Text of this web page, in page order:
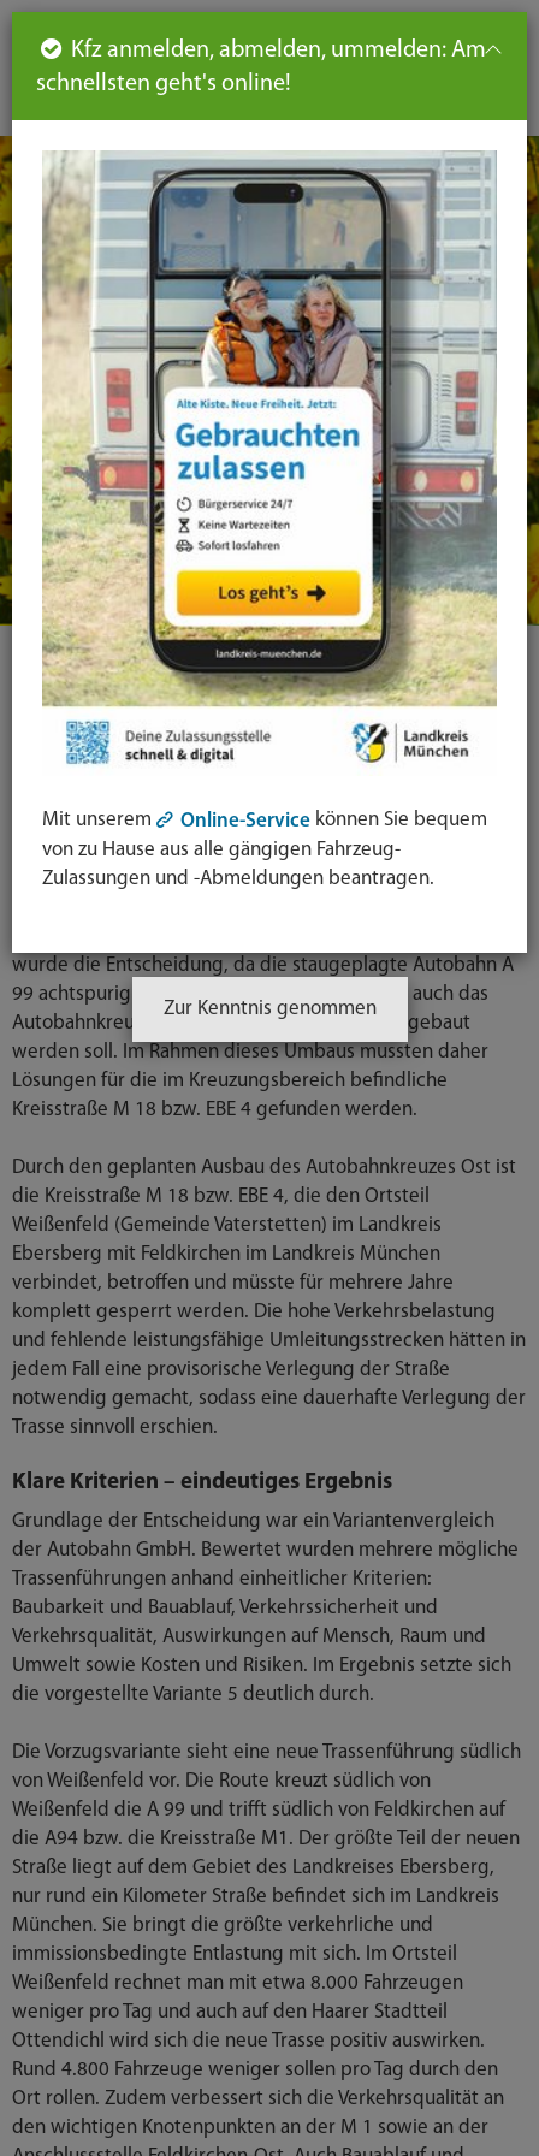
DE
Grünes Licht für neue Trasse der
M 18
16.02.2026
Der Ausschuss für Mobilität und Infrastruktur des
Landkreises München hat am 10. Februar einstimmig der
wurde die Entscheidung, da die staugeplagte Autobahn A
99 achtspurig ausgebaut und im Zuge dessen auch das
Autobahnkreuz München-Ost (A 99 / A 94) umgebaut
werden soll. Im Rahmen dieses Umbaus mussten daher
Lösungen für die im Kreuzungsbereich befindliche
Kreisstraße M 18 bzw. EBE 4 gefunden werden.
Durch den geplanten Ausbau des Autobahnkreuzes Ost ist
die Kreisstraße M 18 bzw. EBE 4, die den Ortsteil
Weißenfeld (Gemeinde Vaterstetten) im Landkreis
Ebersberg mit Feldkirchen im Landkreis München
verbindet, betroffen und müsste für mehrere Jahre
komplett gesperrt werden. Die hohe Verkehrsbelastung
und fehlende leistungsfähige Umleitungsstrecken hätten in
jedem Fall eine provisorische Verlegung der Straße
notwendig gemacht, sodass eine dauerhafte Verlegung der
Trasse sinnvoll erschien.
Klare Kriterien – eindeutiges Ergebnis
Grundlage der Entscheidung war ein Variantenvergleich
der Autobahn GmbH. Bewertet wurden mehrere mögliche
Trassenführungen anhand einheitlicher Kriterien:
Baubarkeit und Bauablauf, Verkehrssicherheit und
Verkehrsqualität, Auswirkungen auf Mensch, Raum und
Umwelt sowie Kosten und Risiken. Im Ergebnis setzte sich
die vorgestellte Variante 5 deutlich durch.
Die Vorzugsvariante sieht eine neue Trassenführung südlich
von Weißenfeld vor. Die Route kreuzt südlich von
Weißenfeld die A 99 und trifft südlich von Feldkirchen auf
die A94 bzw. die Kreisstraße M1. Der größte Teil der neuen
Straße liegt auf dem Gebiet des Landkreises Ebersberg,
nur rund ein Kilometer Straße befindet sich im Landkreis
München. Sie bringt die größte verkehrliche und
immissionsbedingte Entlastung mit sich. Im Ortsteil
Weißenfeld rechnet man mit etwa 8.000 Fahrzeugen
weniger pro Tag und auch auf den Haarer Stadtteil
Ottendichl wird sich die neue Trasse positiv auswirken.
Rund 4.800 Fahrzeuge weniger sollen pro Tag durch den
Ort rollen. Zudem verbessert sich die Verkehrsqualität an
den wichtigen Knotenpunkten an der M 1 sowie an der
Seiteninhalt
Hauptnavigation
Seitennavigation
leichte
Sprache
Kfz anmelden, abmelden, ummelden: Am
schnellsten geht's online!
Mit unserem Online-Service können Sie bequem
von zu Hause aus alle gängigen Fahrzeug-
Zulassungen und -Abmeldungen beantragen.
Zur Kenntnis genommen